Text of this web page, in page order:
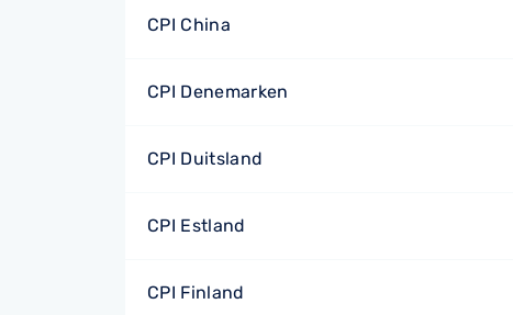
CPI China
CPI Denemarken
CPI Duitsland
CPI Estland
CPI Finland